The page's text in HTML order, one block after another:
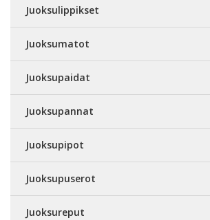
Juoksulippikset
Juoksumatot
Juoksupaidat
Juoksupannat
Juoksupipot
Juoksupuserot
Juoksureput